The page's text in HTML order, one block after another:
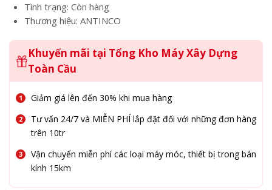
Tình trạng: Còn hàng
Thương hiệu: ANTINCO
Khuyến mãi tại Tổng Kho Máy Xây Dựng
Toàn Cầu
Giảm giá lên đến 30% khi mua hàng
Tư vấn 24/7 và MIỄN PHÍ lắp đặt đối với những đơn hàng
trên 10tr
Vận chuyển miễn phí các loại máy móc, thiết bị trong bán
kính 15km